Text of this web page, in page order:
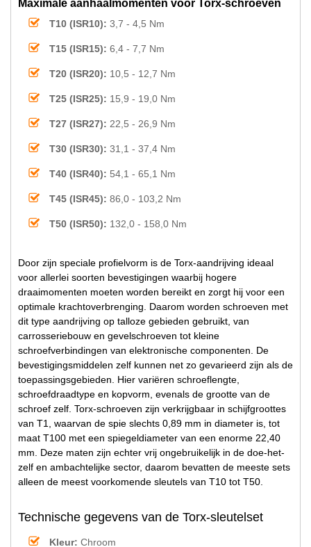
Maximale aanhaalmomenten voor Torx-schroeven
T10 (ISR10): 3,7 - 4,5 Nm
T15 (ISR15): 6,4 - 7,7 Nm
T20 (ISR20): 10,5 - 12,7 Nm
T25 (ISR25): 15,9 - 19,0 Nm
T27 (ISR27): 22,5 - 26,9 Nm
T30 (ISR30): 31,1 - 37,4 Nm
T40 (ISR40): 54,1 - 65,1 Nm
T45 (ISR45): 86,0 - 103,2 Nm
T50 (ISR50): 132,0 - 158,0 Nm
Door zijn speciale profielvorm is de Torx-aandrijving ideaal
voor allerlei soorten bevestigingen waarbij hogere
draaimomenten moeten worden bereikt en zorgt hij voor een
optimale krachtoverbrenging. Daarom worden schroeven met
dit type aandrijving op talloze gebieden gebruikt, van
carrosseriebouw en gevelschroeven tot kleine
schroefverbindingen van elektronische componenten. De
bevestigingsmiddelen zelf kunnen net zo gevarieerd zijn als de
toepassingsgebieden. Hier variëren schroeflengte,
schroefdraadtype en kopvorm, evenals de grootte van de
schroef zelf. Torx-schroeven zijn verkrijgbaar in schijfgroottes
van T1, waarvan de spie slechts 0,89 mm in diameter is, tot
maat T100 met een spiegeldiameter van een enorme 22,40
mm. Deze maten zijn echter vrij ongebruikelijk in de doe-het-
zelf en ambachtelijke sector, daarom bevatten de meeste sets
alleen de meest voorkomende sleutels van T10 tot T50.
Technische gegevens van de Torx-sleutelset
Kleur: Chroom